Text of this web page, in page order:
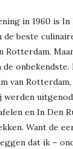
in 1960 is In
de beste
Rotterdam.
de
van
werden
en In Den
Want de
dat ik –